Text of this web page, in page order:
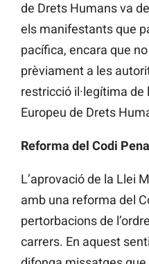
de Drets Humans va
els manifestants que
pacífica, encara que
prèviament a les
restricció il·legítima de
Europeu de Drets
Reforma del Codi
L’aprovació de la Llei
amb una reforma del
pertorbacions de
carrers. En aquest